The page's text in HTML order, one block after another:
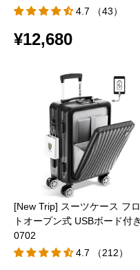
4.7 （43）
¥12,680
[New Trip] スーツケース フ
トオープン式 USBボード付き
0702
4.7 （212）